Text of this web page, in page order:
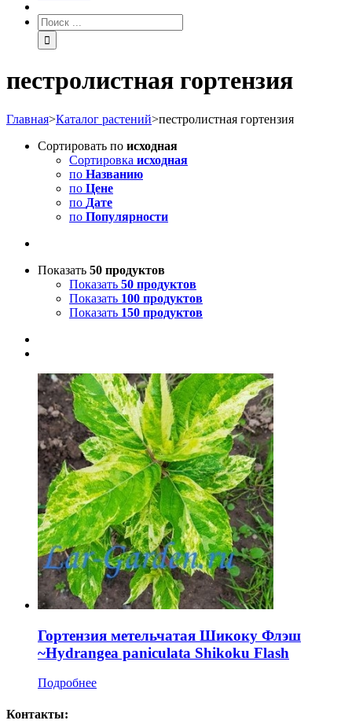
пестролистная гортензия
Главная>Каталог растений>пестролистная гортензия
Сортировать по исходная
Сортировка исходная
по Названию
по Цене
по Дате
по Популярности
Показать 50 продуктов
Показать 50 продуктов
Показать 100 продуктов
Показать 150 продуктов
Гортензия метельчатая Шикоку Флэш
~Hydrangea paniculata Shikoku Flash
Подробнее
Контакты: